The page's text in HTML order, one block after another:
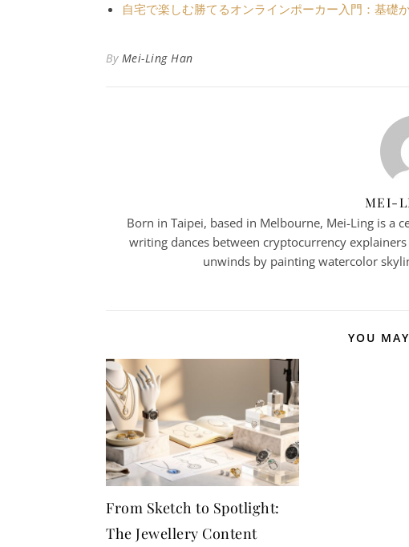
自宅で楽しむ勝てるオンラインポーカー入門：基礎
By Mei-Ling Han
MEI-
Born in Taipei, based in Melbourne, Mei-Ling is a
writing dances between cryptocurrency
unwinds by painting watercolor
YOU
From Sketch to Spotlight:
The Jewellery Content